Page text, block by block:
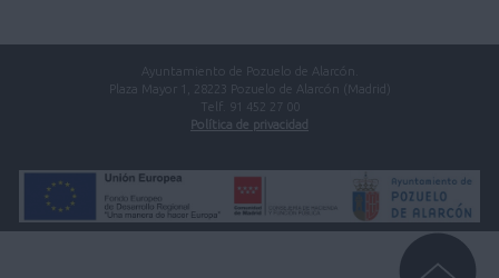
Ayuntamiento de Pozuelo de Alarcón.
Plaza Mayor 1, 28223 Pozuelo de Alarcón (Madrid)
Telf. 91 452 27 00
Política de privacidad